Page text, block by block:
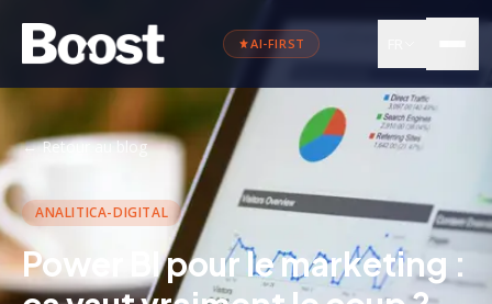
AI-FIRST
←Retour au blog
ANALITICA-DIGITAL
Power BI pour le marketing :